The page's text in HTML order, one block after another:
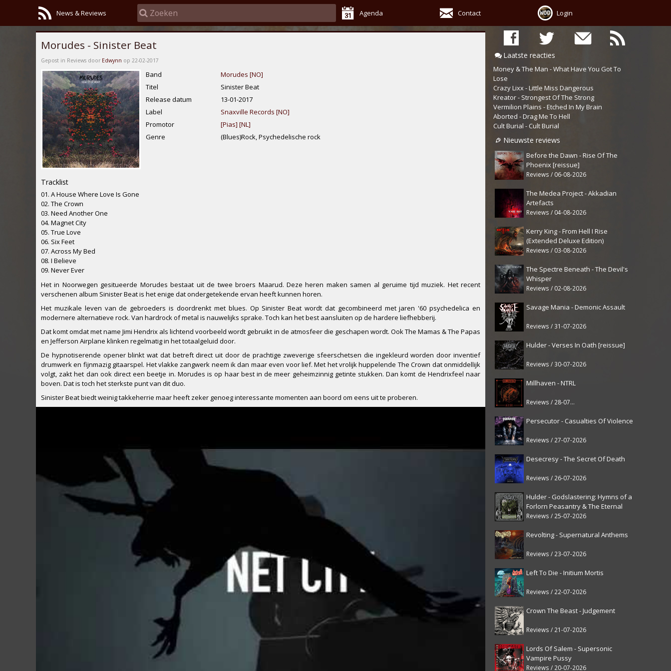
News & Reviews Agenda Contact Login
Laatste reacties
Money & The Man - What Have You Got To
Lose
Crazy Lixx - Little Miss Dangerous
Kreator - Strongest Of The Strong
Vermilion Plains - Etched In My Brain
Aborted - Drag Me To Hell
Cult Burial - Cult Burial
Nieuwste reviews
Before the Dawn - Rise Of The
Phoenix [reissue]
Reviews / 06-08-2026
The Medea Project - Akkadian
Artefacts
Reviews / 04-08-2026
Kerry King - From Hell I Rise
(Extended Deluxe Edition)
Reviews / 03-08-2026
The Spectre Beneath - The Devil's
Whisper
Reviews / 02-08-2026
Savage Mania - Demonic Assault
Reviews / 31-07-2026
Hulder - Verses In Oath [reissue]
Reviews / 30-07-2026
Millhaven - NTRL
Reviews / 28-07-2026
Persecutor - Casualties Of Violence
Reviews / 27-07-2026
Desecresy - The Secret Of Death
Reviews / 26-07-2026
Hulder - Godslastering: Hymns of a
Forlorn Peasantry & The Eternal
Fanfare [reissue]
Reviews / 25-07-2026
Revolting - Supernatural Anthems
Reviews / 23-07-2026
Left To Die - Initium Mortis
Reviews / 22-07-2026
Crown The Beast - Judgement
Reviews / 21-07-2026
Lords Of Salem - Supersonic
Vampire Pussy
Reviews / 20-07-2026
Morudes - Sinister Beat
Gepost in Reviews door Edwynn op 22-02-2017
Band
Morudes [NO]
Titel
Sinister Beat
Release datum
13-01-2017
Label
Snaxville Records [NO]
Promotor
[Pias] [NL]
Genre
(Blues)Rock, Psychedelische rock
Tracklist
01. A House Where Love Is Gone
02. The Crown
03. Need Another One
04. Magnet City
05. True Love
06. Six Feet
07. Across My Bed
08. I Believe
09. Never Ever
Het in Noorwegen gesitueerde Morudes bestaat uit de twee broers Maarud. Deze heren maken samen al geruime tijd muziek. Het recent
verschenen album Sinister Beat is het enige dat ondergetekende ervan heeft kunnen horen.
Het muzikale leven van de gebroeders is doordrenkt met blues. Op Sinister Beat wordt dat gecombineerd met jaren '60 psychedelica en
modernere alternatieve rock. Van hardrock of metal is nauwelijks sprake. Toch kan het best aansluiten op de hardere liefhebberij.
Dat komt omdat met name Jimi Hendrix als lichtend voorbeeld wordt gebruikt in de atmosfeer die geschapen wordt. Ook The Mamas & The Papas
en Jefferson Airplane klinken regelmatig in het totaalgeluid door.
De hypnotiserende opener blinkt wat dat betreft direct uit door de prachtige zweverige sfeerschetsen die ingekleurd worden door inventief
drumwerk en fijnmazig gitaarspel. Het vlakke zangwerk neem ik dan maar even voor lief. Met het vrolijk huppelende The Crown dat onmiddellijk
volgt, zakt het dan ook direct een beetje in. Morudes is op haar best in de meer geheimzinnig getinte stukken. Dan komt de Hendrixfeel naar
boven. Dat is toch het sterkste punt van dit duo.
Sinister Beat biedt weinig takkeherrie maar heeft zeker genoeg interessante momenten aan boord om eens uit te proberen.